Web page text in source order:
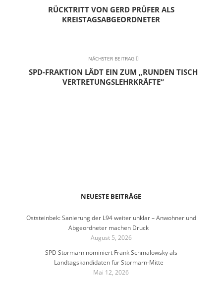
RÜCKTRITT VON GERD PRÜFER ALS
KREISTAGSABGEORDNETER
NÄCHSTER BEITRAG
SPD-FRAKTION LÄDT EIN ZUM „RUNDEN TISCH
VERTRETUNGSLEHRKRÄFTE“
NEUESTE BEITRÄGE
Oststeinbek: Sanierung der L94 weiter unklar – Anwohner und
Abgeordneter machen Druck
August 5, 2026
SPD Stormarn nominiert Frank Schmalowsky als
Landtagskandidaten für Stormarn-Mitte
Mai 12, 2026